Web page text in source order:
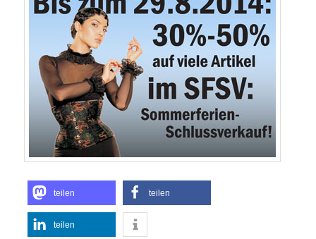
teilen teilen
teilen